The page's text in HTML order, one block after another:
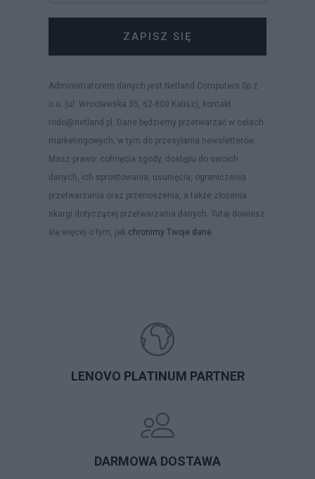
ZAPISZ SIĘ
Administratorem danych jest Netland Computers Sp z
o.o. (ul. Wrocławska 35, 62-800 Kalisz), kontakt:
rodo@netland.pl. Dane będziemy przetwarzać w celach
marketingowych, w tym do przesyłania newsletterów.
Masz prawo: cofnięcia zgody, dostępu do swoich
danych, ich sprostowania, usunięcia, ograniczenia
przetwarzania oraz przenoszenia, a także złożenia
skargi dotyczącej przetwarzania danych. Tutaj dowiesz
się więcej o tym, jak chronimy Twoje dane.
LENOVO PLATINUM PARTNER
DARMOWA DOSTAWA